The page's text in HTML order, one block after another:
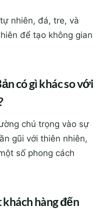
nhiên, đá, tre, và
để tạo không gian
có gì khác so với
chú trọng vào sự
gũi với thiên nhiên,
số phong cách
khách hàng đến